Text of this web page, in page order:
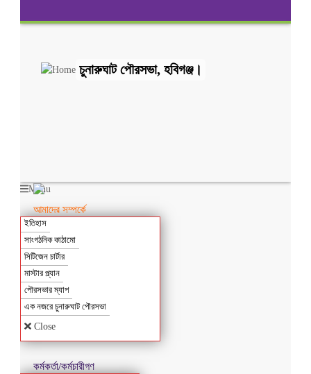
চুনারুঘাট পৌরসভা, হবিগঞ্জ।
Menu
আমাদের সম্পর্কে
ইতিহাস
সাংগঠনিক কাঠামো
সিটিজেন চার্টার
মাস্টার প্ল্যান
পৌরসভার ম্যাপ
এক নজরে চুনারুঘাট পৌরসভা
Close
কর্মকর্তা/কর্মচারীগণ